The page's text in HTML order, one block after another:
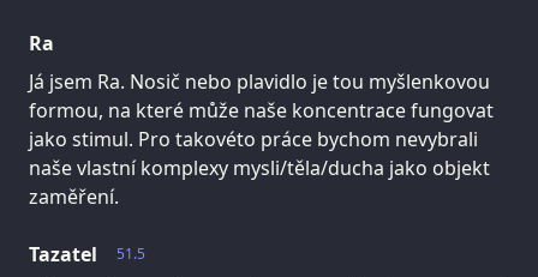
Ra
Já jsem Ra. Nosič nebo plavidlo je tou myšlenkovou
formou, na které může naše koncentrace fungovat
jako stimul. Pro takovéto práce bychom nevybrali
naše vlastní komplexy mysli/těla/ducha jako objekt
zaměření.
51.5
Tazatel